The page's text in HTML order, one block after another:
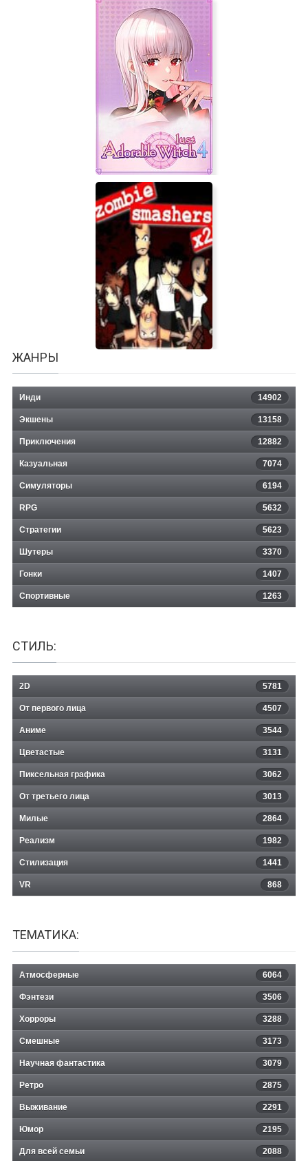
AFTERBURN
Adorable Witch 4: Lust
Zombie Smashers X2: Punx and
ЖАНРЫ
Инди 14902
Экшены 13158
Приключения 12882
Казуальная 7074
Симуляторы 6194
RPG 5632
Стратегии 5623
Шутеры 3370
Гонки 1407
Спортивные 1263
СТИЛЬ:
2D 5781
От первого лица 4507
Аниме 3544
Цветастые 3131
Пиксельная графика 3062
От третьего лица 3013
Милые 2864
Реализм 1982
Стилизация 1441
VR 868
ТЕМАТИКА:
Атмосферные 6064
Фэнтези 3506
Хорроры 3288
Смешные 3173
Научная фантастика 3079
Ретро 2875
Выживание 2291
Юмор 2195
Для всей семьи 2088